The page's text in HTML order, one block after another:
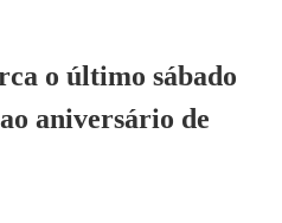
o último sábado
aniversário de